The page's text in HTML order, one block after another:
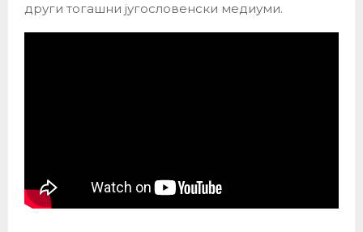
други тогашни југословенски медиуми.